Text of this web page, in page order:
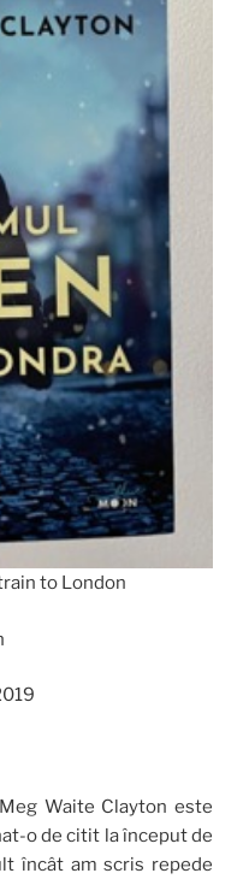
to London
Waite Clayton este
o de citit la început de
încât am scris repede